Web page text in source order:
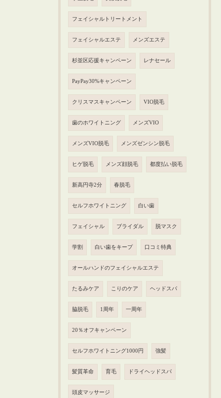
フェイシャルトリートメント
フェイシャルエステ メンズエステ
杉並区応援キャンペーン レナセール
PayPay30%キャンペーン
クリスマスキャンペーン VIO脱毛
歯のホワイトニング メンズVIO
メンズVIO脱毛 メンズゼンシン脱毛
ヒゲ脱毛 メンズ顔脱毛 都度払い脱毛
新高円寺2分 春脱毛
セルフホワイトニング 白い歯
フェイシャル ブライダル 脱マスク
学割 白い歯をキープ 口コミ特典
オールハンドのフェイシャルエステ
たるみケア こりのケア ヘッドスパ
脇脱毛 1周年 一周年
20％オフキャンペーン
セルフホワイトニング1000円 強髪
髪質革命 育毛 ドライヘッドスパ
頭皮マッサージ